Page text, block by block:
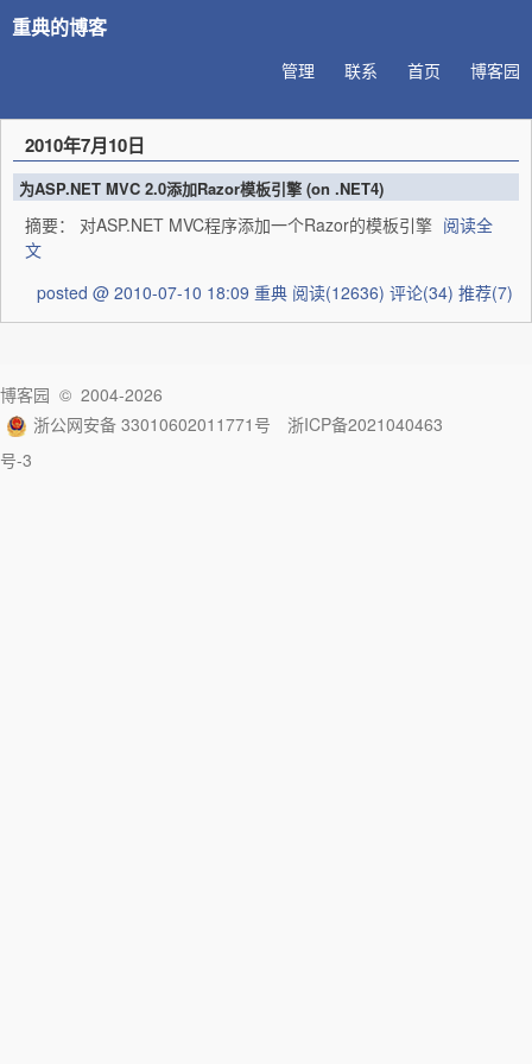
重典的博客
博客园
首页
联系
管理
2010年7月10日
为ASP.NET MVC 2.0添加Razor模板引擎 (on .NET4)
摘要： 对ASP.NET MVC程序添加一个Razor的模板引擎 阅读全
文
posted @ 2010-07-10 18:09 重典 阅读(12636) 评论(34) 推荐(7)
博客园 © 2004-2026
浙公网安备 33010602011771号
浙ICP备2021040463
号-3